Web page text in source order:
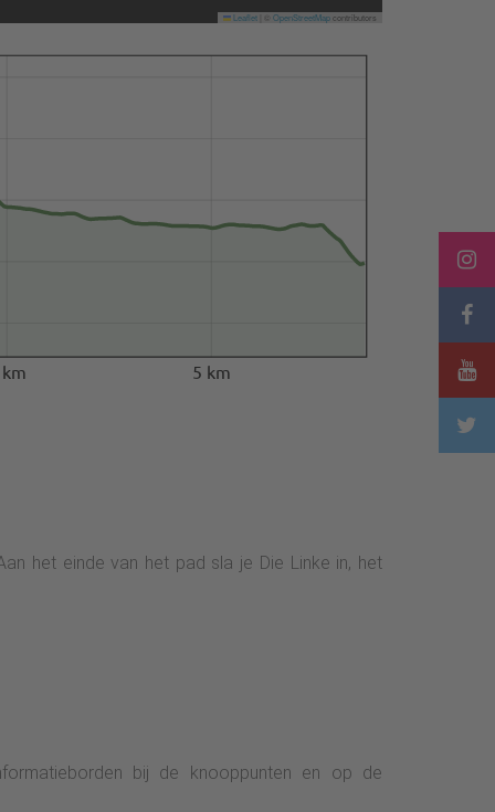
Leaflet OpenStreetMapcontributors
5 km
het einde van het pad sla je Die Linke in, het
bij de knooppunten en op de